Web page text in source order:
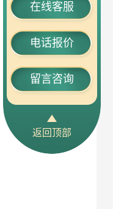
在线客服
电话报价
留言咨询
返回顶部